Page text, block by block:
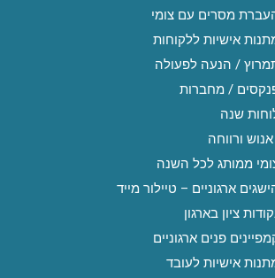
מסרים עם צומי
אישיות ללקוחות
/ הנעה לפעולה
/ מחברות
שנה
ורווחה
ממותג לכל השנה
ארגוניים – טיילור מייד
ציון בארגון
פנים ארגוניים
אישיות לעובד